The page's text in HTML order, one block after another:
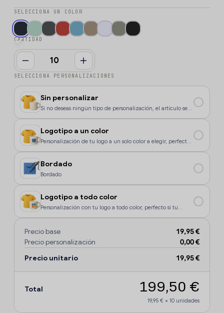
SELECCIONA UN COLOR
CANTIDAD
SELECCIONA PERSONALIZACIONES
Sin personalizar
Si no deseas ningún tipo de personalización, el artículo se
Logotipo a un color
Personalización de tu logo a un solo color a elegir, perfecto
Bordado
Bordado
Logotipo a todo color
Personalización con tu logo a todo color, perfecto si tu
Precio base
19,95 €
Precio personalización
0,00 €
Precio unitario
19,95 €
Total 199,50 €
19,95 € × 10 unidades